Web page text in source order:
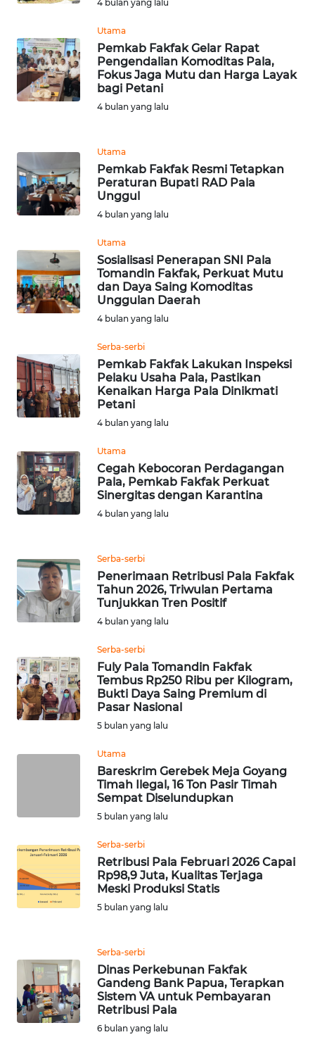
4 bulan yang lalu
Utama
Pemkab Fakfak Gelar Rapat
Pengendalian Komoditas Pala,
Fokus Jaga Mutu dan Harga Layak
bagi Petani
4 bulan yang lalu
Utama
Pemkab Fakfak Resmi Tetapkan
Peraturan Bupati RAD Pala
Unggul
4 bulan yang lalu
Utama
Sosialisasi Penerapan SNI Pala
Tomandin Fakfak, Perkuat Mutu
dan Daya Saing Komoditas
Unggulan Daerah
4 bulan yang lalu
Serba-serbi
Pemkab Fakfak Lakukan Inspeksi
Pelaku Usaha Pala, Pastikan
Kenaikan Harga Pala Dinikmati
Petani
4 bulan yang lalu
Utama
Cegah Kebocoran Perdagangan
Pala, Pemkab Fakfak Perkuat
Sinergitas dengan Karantina
4 bulan yang lalu
Serba-serbi
Penerimaan Retribusi Pala Fakfak
Tahun 2026, Triwulan Pertama
Tunjukkan Tren Positif
4 bulan yang lalu
Serba-serbi
Fuly Pala Tomandin Fakfak
Tembus Rp250 Ribu per Kilogram,
Bukti Daya Saing Premium di
Pasar Nasional
5 bulan yang lalu
Utama
Bareskrim Gerebek Meja Goyang
Timah Ilegal, 16 Ton Pasir Timah
Sempat Diselundupkan
5 bulan yang lalu
Serba-serbi
Retribusi Pala Februari 2026 Capai
Rp98,9 Juta, Kualitas Terjaga
Meski Produksi Statis
5 bulan yang lalu
Serba-serbi
Dinas Perkebunan Fakfak
Gandeng Bank Papua, Terapkan
Sistem VA untuk Pembayaran
Retribusi Pala
6 bulan yang lalu
MALUKU
WN
MALUT
WN
DANAU
TOBA
NIAS
WN
LANGKAT
TAPANULI
SELATAN
WN
WN
KARO
WN
LABUHANBATU
TAPANULI
TENGAH
WN DELI
SERDANG
WN
KARAWANG
WN
BOGOR